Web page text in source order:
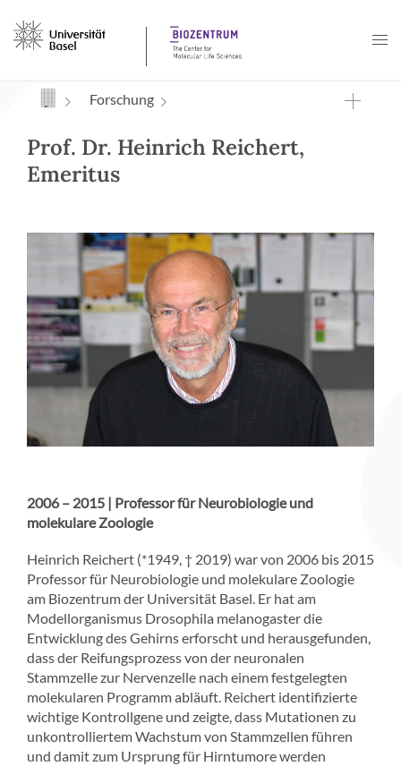
Navigation mit Access Keys
Forschung
Prof. Dr. Heinrich Reichert,
Emeritus
2006 – 2015 | Professor für Neurobiologie und
molekulare Zoologie
Heinrich Reichert (*1949, † 2019) war von 2006 bis 2015
Professor für Neurobiologie und molekulare Zoologie
am Biozentrum der Universität Basel. Er hat am
Modellorganismus Drosophila melanogaster die
Entwicklung des Gehirns erforscht und herausgefunden,
dass der Reifungsprozess von der neuronalen
Stammzelle zur Nervenzelle nach einem festgelegten
molekularen Programm abläuft. Reichert identifizierte
wichtige Kontrollgene und zeigte, dass Mutationen zu
unkontrolliertem Wachstum von Stammzellen führen
und damit zum Ursprung für Hirntumore werden